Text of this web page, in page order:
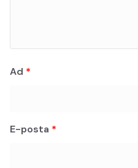
Ad *
E-posta *